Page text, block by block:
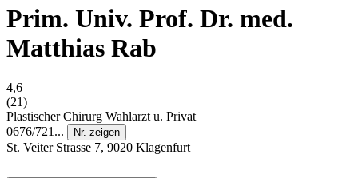
Prim. Univ. Prof. Dr. med.
Matthias Rab
4,6
(21)
Plastischer Chirurg Wahlarzt u. Privat
0676/721...
Nr. zeigen
St. Veiter Strasse 7, 9020 Klagenfurt